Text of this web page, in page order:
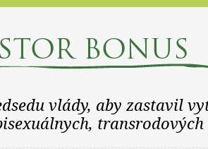
vlády, aby zastavil